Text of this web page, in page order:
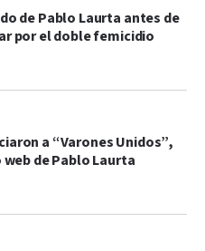
de Pablo Laurta antes de
por el doble femicidio
a “Varones Unidos”,
de Pablo Laurta